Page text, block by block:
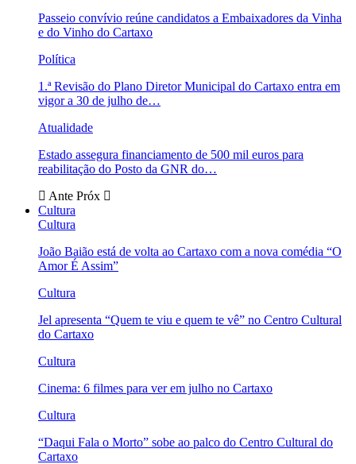
Passeio convívio reúne candidatos a Embaixadores da Vinha
e do Vinho do Cartaxo
Política
1.ª Revisão do Plano Diretor Municipal do Cartaxo entra em
vigor a 30 de julho de…
Atualidade
Estado assegura financiamento de 500 mil euros para
reabilitação do Posto da GNR do…
Ante Próx
Cultura
Cultura
João Baião está de volta ao Cartaxo com a nova comédia “O
Amor É Assim”
Cultura
Jel apresenta “Quem te viu e quem te vê” no Centro Cultural
do Cartaxo
Cultura
Cinema: 6 filmes para ver em julho no Cartaxo
Cultura
“Daqui Fala o Morto” sobe ao palco do Centro Cultural do
Cartaxo